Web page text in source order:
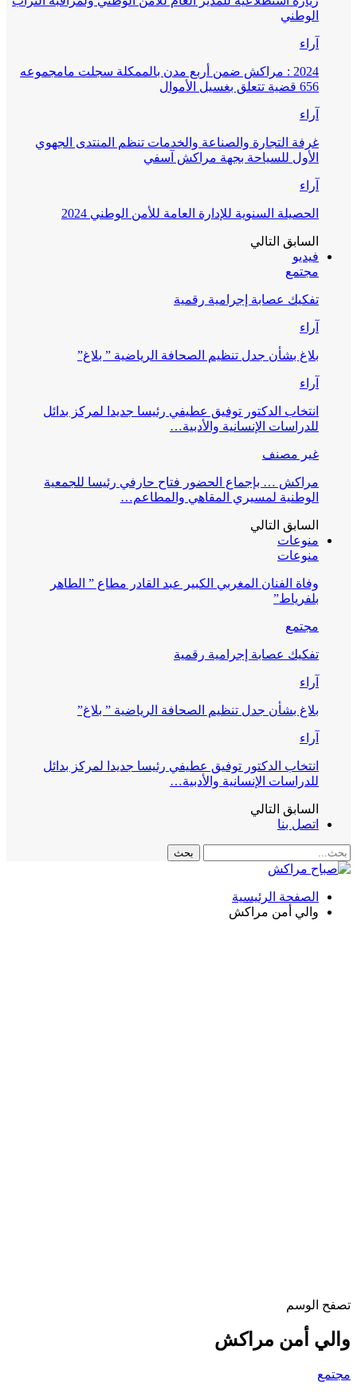
الوطني
آراء
2024 : مراكش ضمن أربع مدن بالممكلة سجلت مامجموعه
656 قضية تتعلق بغسيل الأموال
آراء
غرفة التجارة والصناعة والخدمات تنظم المنتدى الجهوي
الأول للسياحة بجهة مراكش آسفي
آراء
الحصيلة السنوية للإدارة العامة للأمن الوطني 2024
السابق التالي
فيديو
مجتمع
تفكيك عصابة إجرامية رقمية
آراء
بلاغ بشأن جدل تنظيم الصحافة الرياضية ” بلاغ”
آراء
انتخاب الدكتور توفيق عطيفي رئيسا جديدا لمركز بدائل
للدراسات الإنسانية والأدبية…
غير مصنف
مراكش … بإجماع الحضور فتاح حارفي رئيسا للجمعية
الوطنية لمسيري المقاهي والمطاعم…
السابق التالي
منوعات
منوعات
وفاة الفنان المغربي الكبير عبد القادر مطاع ” الطاهر
بلفرياط”
مجتمع
تفكيك عصابة إجرامية رقمية
آراء
بلاغ بشأن جدل تنظيم الصحافة الرياضية ” بلاغ”
آراء
انتخاب الدكتور توفيق عطيفي رئيسا جديدا لمركز بدائل
للدراسات الإنسانية والأدبية…
السابق التالي
اتصل بنا
الصفحة الرئيسية
والي أمن مراكش
تصفح الوسم
والي أمن مراكش
مجتمع